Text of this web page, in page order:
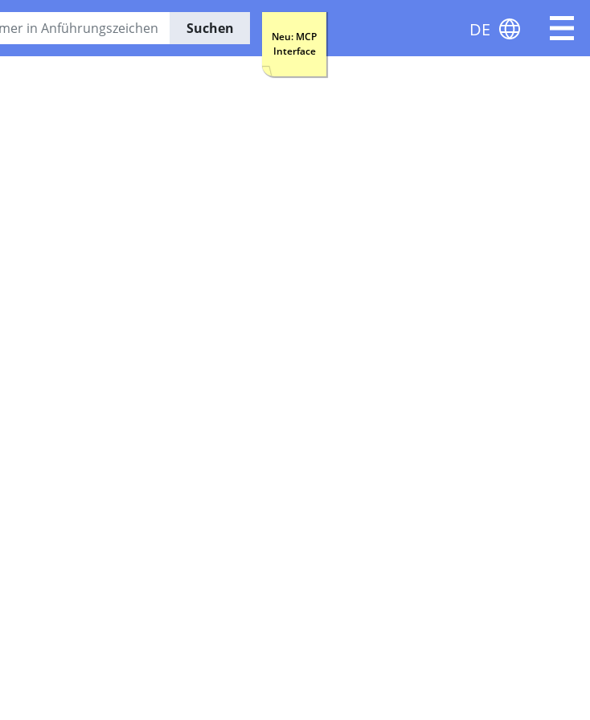
Suchen
Neu: MCP
Interface
DE